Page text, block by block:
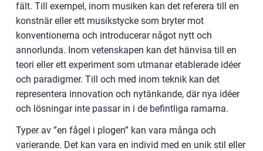
fält. Till exempel, inom musiken kan det referera till en
konstnär eller ett musikstycke som bryter mot
konventionerna och introducerar något nytt och
annorlunda. Inom vetenskapen kan det hänvisa till en
teori eller ett experiment som utmanar etablerade idéer
och paradigmer. Till och med inom teknik kan det
representera innovation och nytänkande, där nya idéer
och lösningar inte passar in i de befintliga ramarna.
Typer av ”en fågel i plogen” kan vara många och
varierande. Det kan vara en individ med en unik stil eller